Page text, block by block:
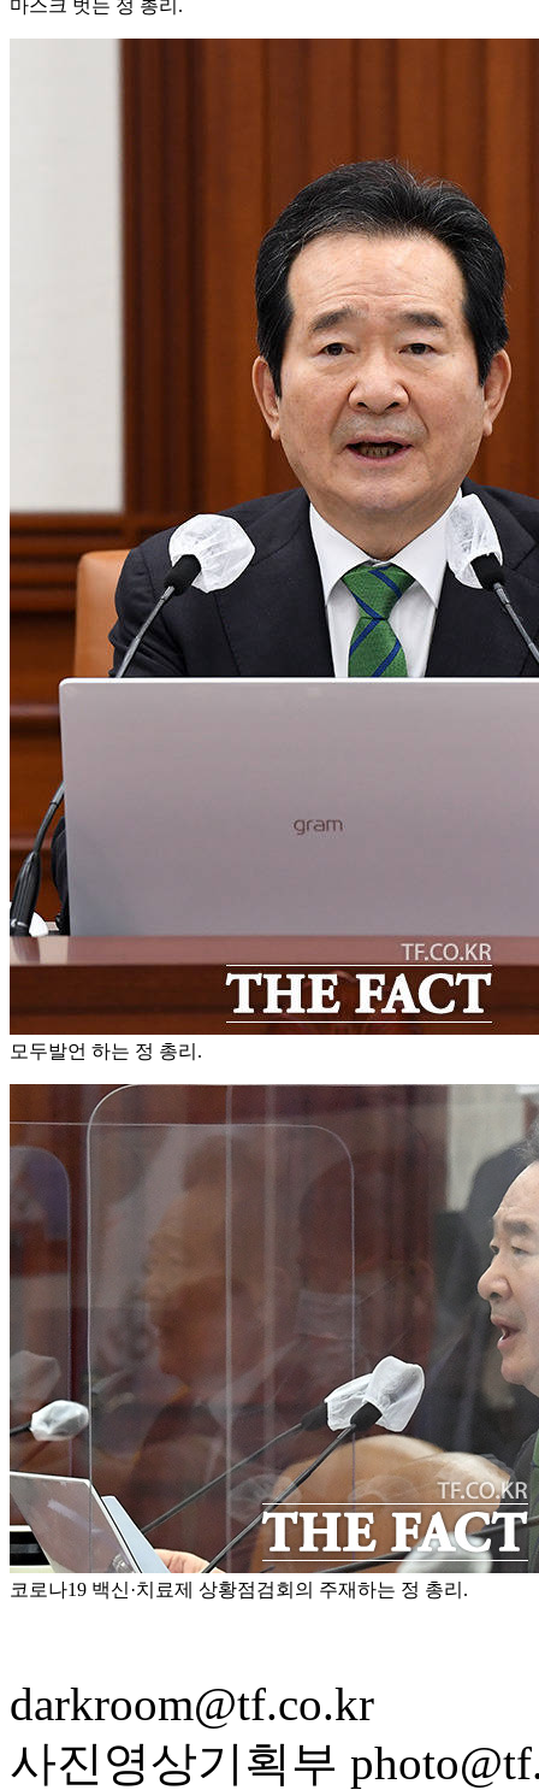
마스크 벗는 정 총리.
모두발언 하는 정 총리.
코로나19 백신·치료제 상황점검회의 주재하는 정 총리.
darkroom@tf.co.kr
사진영상기획부